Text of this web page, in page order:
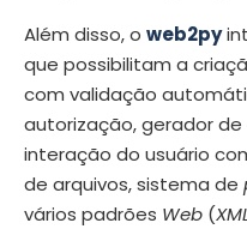
Além disso, o web2py
que possibilitam a
com validação
autorização, gerador de
interação do usuário
de arquivos, sistema de
vários padrões Web (